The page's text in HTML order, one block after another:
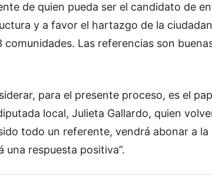
de quien pueda ser el candidato de
y a favor el hartazgo de la
comunidades. Las referencias son
para el presente proceso, es el
local, Julieta Gallardo, quien
todo un referente, vendrá abonar a
una respuesta positiva”.